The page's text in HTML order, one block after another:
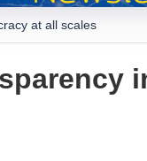
at all scales